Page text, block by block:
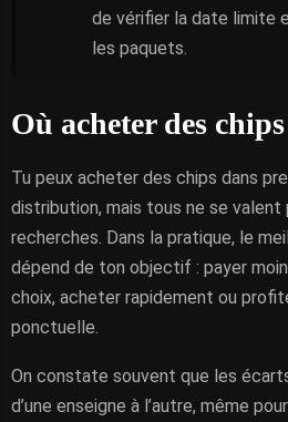
de vérifier la date limite
les paquets.
Où acheter des
Tu peux acheter des chips dans
distribution, mais tous ne se valent
recherches. Dans la pratique, le
dépend de ton objectif : payer
choix, acheter rapidement ou
ponctuelle.
On constate souvent que les
d’une enseigne à l’autre, même